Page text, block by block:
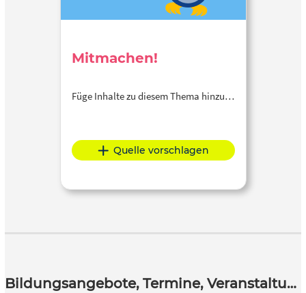
Mitmachen!
Füge Inhalte zu diesem Thema hinzu…
Quelle vorschlagen
Bildungsangebote, Termine, Veranstaltungen